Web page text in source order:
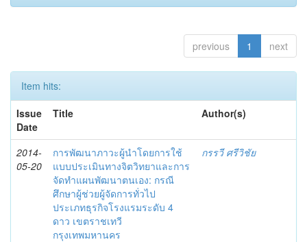
previous 1 next
Item hits:
Issue
Date
Title Author(s)
2014-
05-20
การพัฒนาภาวะผู้นำโดยการใช้
แบบประเมินทางจิตวิทยาและการ
จัดทำแผนพัฒนาตนเอง: กรณี
ศึกษาผู้ช่วยผู้จัดการทั่วไป
ประเภทธุรกิจโรงแรมระดับ 4
ดาว เขตราชเทวี
กรุงเทพมหานคร
กรรวี ศรีวิชัย